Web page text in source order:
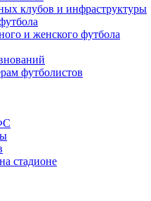
клубов и инфраструктуры
и женского футбола
футболистов
стадионе